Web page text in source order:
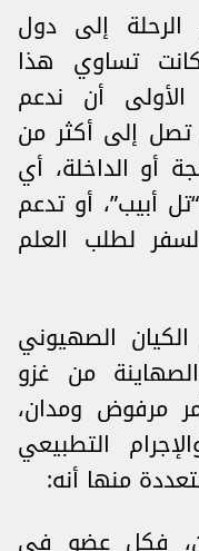
الرحلة إلى دول
كانت تساوي هذا
الأولى أن ندعم
تصل إلى أكثر من
أو الداخلة، أي
أبيب”، أو تدعم
لطلب العلم
الصهيوني
من غزو
مرفوض ومدان،
التطبيعي
منها أنه:
فكل عضو في